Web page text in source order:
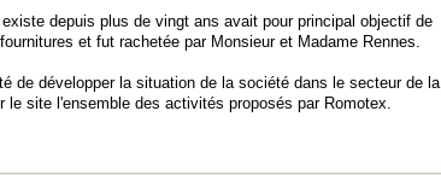
depuis plus de vingt ans avait pour principal objectif de
et fut rachetée par Monsieur et Madame Rennes.
de développer la situation de la société dans le secteur de la
le site l'ensemble des activités proposés par Romotex.